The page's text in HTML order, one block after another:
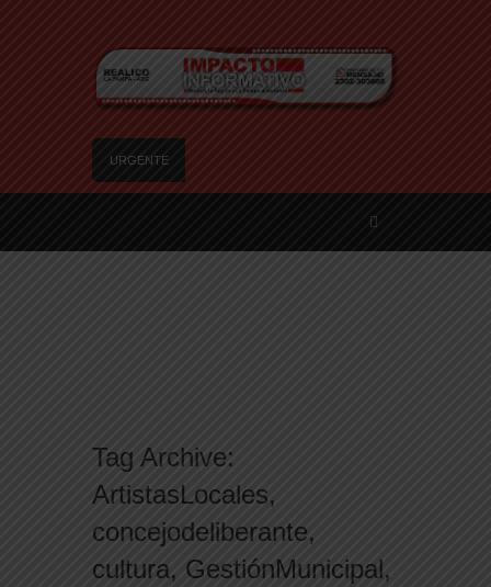
URGENTE
escondernos»
Tag Archive:
ArtistasLocales,
concejodeliberante,
cultura, GestiónMunicipal,